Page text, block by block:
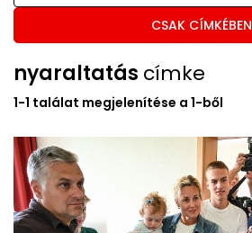
CSAK CÍMKÉBEN
nyaraltatás címke
1-1 találat megjelenítése a 1-ből